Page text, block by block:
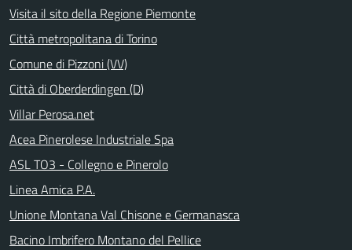
Visita il sito della Regione Piemonte
Città metropolitana di Torino
Comune di Pizzoni (VV)
Città di Oberderdingen (D)
Villar Perosa.net
Acea Pinerolese Industriale Spa
ASL TO3 - Collegno e Pinerolo
Linea Amica P.A.
Unione Montana Val Chisone e Germanasca
Bacino Imbrifero Montano del Pellice